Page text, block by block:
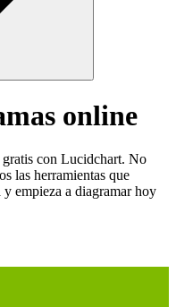
online
con Lucidchart. No
las herramientas que
y empieza a diagramar hoy